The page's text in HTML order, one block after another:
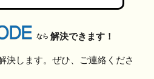
なら 解決できます！
決します。ぜひ、ご連絡くださ